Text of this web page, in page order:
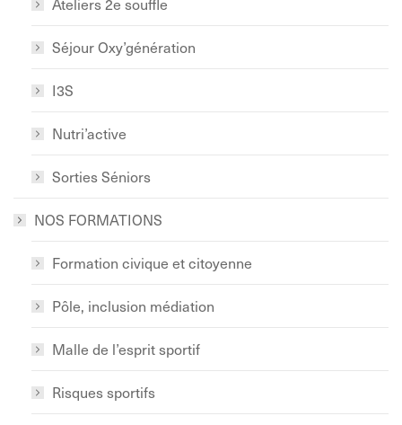
Ateliers 2e souffle
Séjour Oxy’génération
I3S
Nutri’active
Sorties Séniors
NOS FORMATIONS
Formation civique et citoyenne
Pôle, inclusion médiation
Malle de l’esprit sportif
Risques sportifs